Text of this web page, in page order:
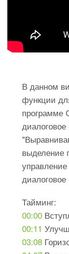
В данном
функции
выделение
диалоговое
Тайминг:
00:00
00:11
03:08